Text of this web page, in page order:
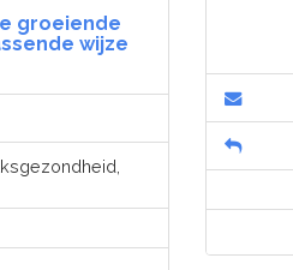
groeiende
wijze